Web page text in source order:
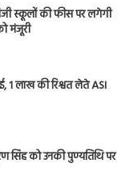
स्कूलों की फीस पर लगेगी
मंजूरी
1 लाख की रिश्वत लेते ASI
सिंह को उनकी पुण्यतिथि पर